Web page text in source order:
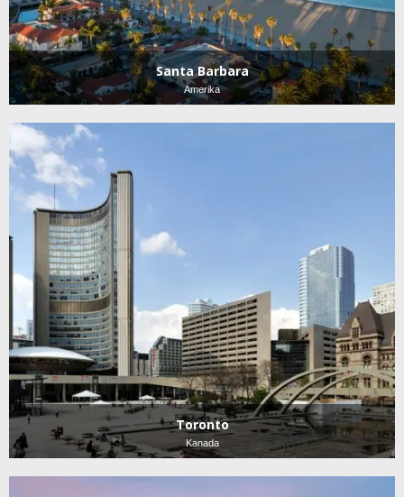
Santa Barbara
Amerika
Toronto
Kanada